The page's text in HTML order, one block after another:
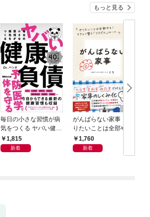
もっと見る
毎日の小さな習慣が病
気をつくる ヤバい健康
負債1,815
新着
がんばらない家事 や
りたいことは全部や
る！ラクして整う「ご
きげん」ルール
1,760
新着